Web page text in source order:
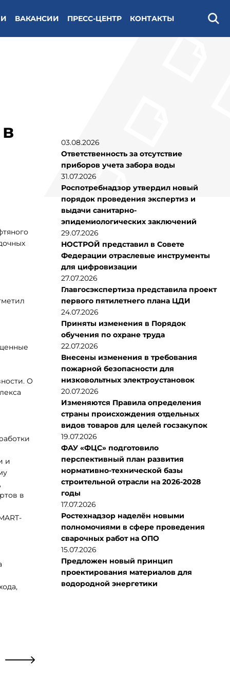
ВАКАНСИИ ПРЕСС-ЦЕНТР КОНТАКТЫ
О
и
в
03.08.2026
Ответственность за отсутствие
приборов учета забора воды
31.07.2026
Роспотребнадзор утвердил новый
порядок проведения экспертиз и
выдачи санитарно-
эпидемиологических заключений
29.07.2026
НОСТРОЙ представил в Совете
Федерации отраслевые инструменты
для цифровизации
27.07.2026
Главгосэкспертиза представила проект
первого пятилетнего плана ЦДИ
24.07.2026
Приняты изменения в Порядок
обучения по охране труда
22.07.2026
Внесены изменения в требования
пожарной безопасности для
низковольтных электроустановок
20.07.2026
Изменяются Правила определения
страны происхождения отдельных
видов товаров для целей госзакупок
19.07.2026
ФАУ «ФЦС» подготовило
перспективный план развития
нормативно-технической базы
строительной отрасли на 2026-2028
годы
17.07.2026
Ростехнадзор наделён новыми
полномочиями в сфере проведения
сварочных работ на ОПО
15.07.2026
Предложен новый принцип
проектирования материалов для
водородной энергетики